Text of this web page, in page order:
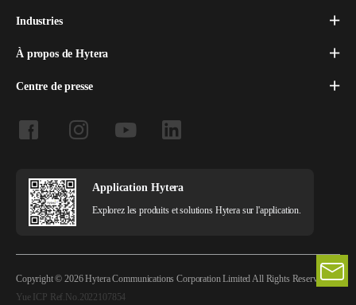
Industries
À propos de Hytera
Centre de presse
Application Hytera
Explorez les produits et solutions Hytera sur l'application.
Copyright © 2026 Hytera Communications Corporation Limited All Rights Reserved
Yue ICP Ref.No.2022107854